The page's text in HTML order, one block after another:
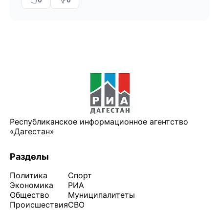
Республиканское информационное агентство
«Дагестан»
Разделы
Политика
Экономика
Общество
Происшествия
Спорт
РИА
Муниципалитеты
СВО